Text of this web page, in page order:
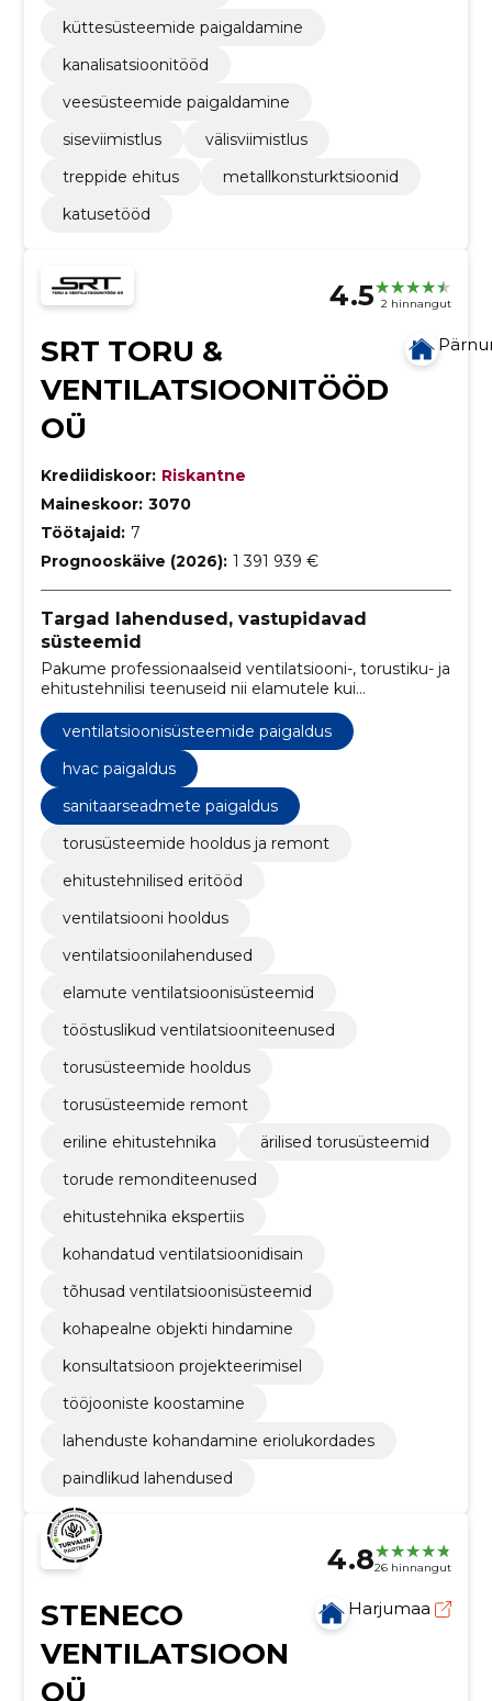
küttesüsteemide paigaldamine
kanalisatsioonitööd
veesüsteemide paigaldamine
siseviimistlus
välisviimistlus
treppide ehitus
metallkonsturktsioonid
katusetööd
4.5 2 hinnangut
SRT TORU &
VENTILATSIOONITÖÖD
OÜ
Krediidiskoor: Riskantne
Maineskoor: 3070
Töötajaid: 7
Prognooskäive (2026): 1 391 939 €
Targad lahendused, vastupidavad
süsteemid
Pakume professionaalseid ventilatsiooni-, torustiku- ja
ehitustehnilisi teenuseid nii elamutele kui
äriklientidele.
ventilatsioonisüsteemide paigaldus
hvac paigaldus
sanitaarseadmete paigaldus
torusüsteemide hooldus ja remont
ehitustehnilised eritööd
ventilatsiooni hooldus
ventilatsioonilahendused
elamute ventilatsioonisüsteemid
tööstuslikud ventilatsiooniteenused
torusüsteemide hooldus
torusüsteemide remont
eriline ehitustehnika
ärilised torusüsteemid
torude remonditeenused
ehitustehnika ekspertiis
kohandatud ventilatsioonidisain
tõhusad ventilatsioonisüsteemid
kohapealne objekti hindamine
konsultatsioon projekteerimisel
tööjooniste koostamine
lahenduste kohandamine eriolukordades
paindlikud lahendused
4.826 hinnangut
STENECO
VENTILATSIOON
OÜ
Harjumaa